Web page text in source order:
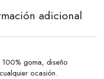
adicional
100% goma, diseño
ocasión.